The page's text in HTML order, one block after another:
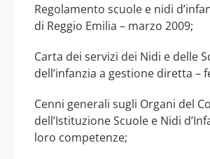
Regolamento scuole e nidi
di Reggio Emilia – marzo 2009;
Carta dei servizi dei Nidi e delle
dell’infanzia a gestione diretta –
Cenni generali sugli Organi del
dell’Istituzione Scuole e Nidi
loro competenze;